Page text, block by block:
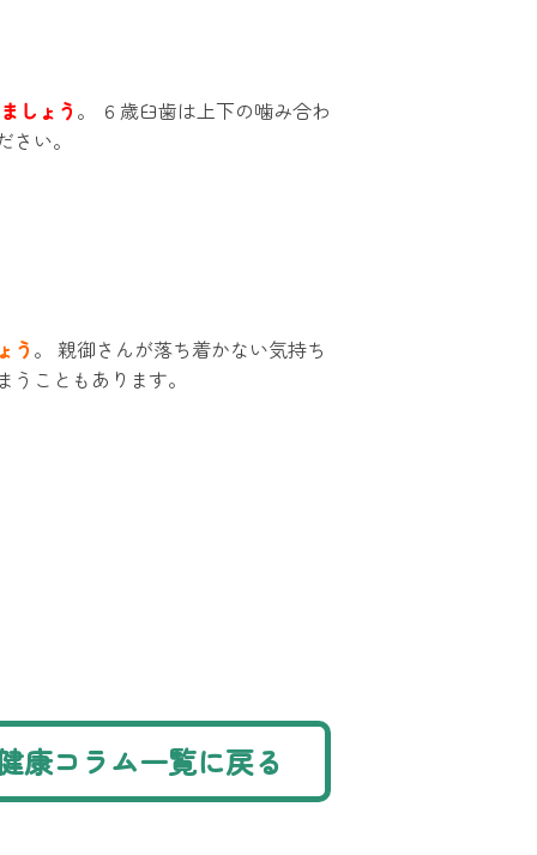
しょう 。 ６歳臼歯は上下の噛み合わ
い。
う 。 親御さんが落ち着かない気持ち
こともあります。
康コラム一覧に戻る